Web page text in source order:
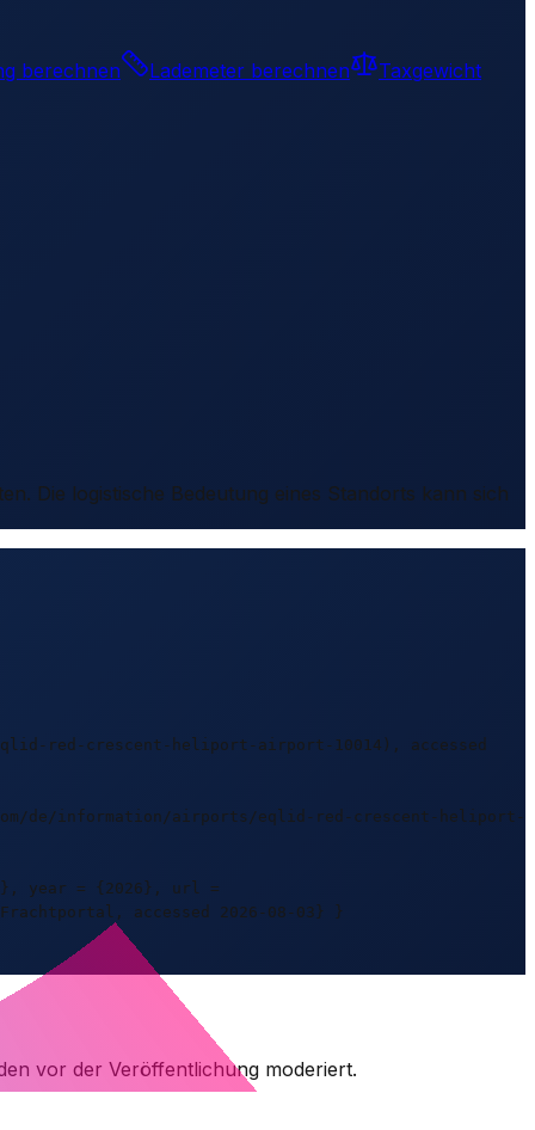
berechnen Lademeter berechnen
Taxgewicht
Die logistische Bedeutung eines Standorts kann sich
red-crescent-heliport-airport-10014), accessed
de/information/airports/eqlid-red-crescent-heliport-
year = {2026}, url =
accessed 2026-08-03} }
vor der Veröffentlichung moderiert.